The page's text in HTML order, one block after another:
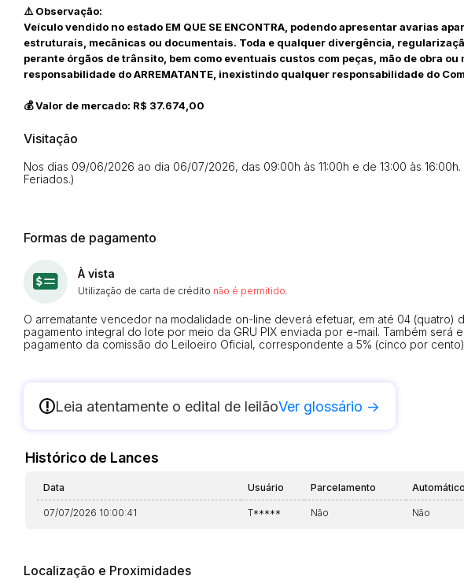
⚠️ Observação:
Veículo vendido no estado EM QUE SE ENCONTRA, podendo apresentar avarias
estruturais, mecânicas ou documentais. Toda e qualquer divergência,
perante órgãos de trânsito, bem como eventuais custos com peças, mão de obra
responsabilidade do ARREMATANTE, inexistindo qualquer responsabilidade do
💰 Valor de mercado: R$ 37.674,00
Visitação
Nos dias 09/06/2026 ao dia 06/07/2026, das 09:00h às 11:00h e de 13:00 às
Feriados.)
Formas de pagamento
À vista
Utilização de carta de crédito não é permitido.
O arrematante vencedor na modalidade on-line deverá efetuar, em até 04 (quatro)
pagamento integral do lote por meio da GRU PIX enviada por e-mail. Também será
pagamento da comissão do Leiloeiro Oficial, correspondente a 5% (cinco por
! Leia atentamente o edital de leilãoVer glossário ->
Histórico de Lances
Data Usuário Parcelamento Automático
07/07/2026 10:00:41 T***** Não Não
Localização e Proximidades